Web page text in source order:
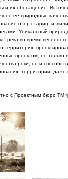
время весеннего половодья
проектирования. Благодаря
не только визуально
но и способствуют
территории, даже во время
бюро ТМ /project bureau